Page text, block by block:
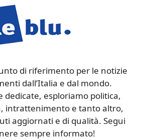
di riferimento per le notizie
dall’Italia e dal mondo.
dedicate, esploriamo politica,
intrattenimento e tanto altro,
aggiornati e di qualità. Segui
sempre informato!